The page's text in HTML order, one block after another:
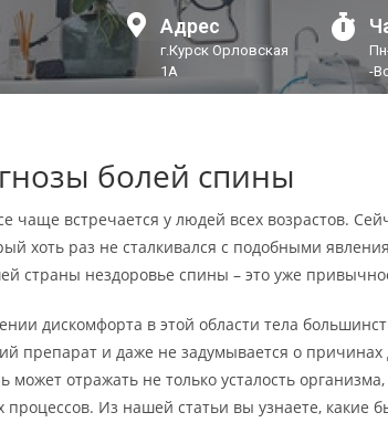
Адрес
г.Курск Орловская
1А
-
болей спины
чаще встречается у людей всех возрастов.
хоть раз не сталкивался с подобными
страны нездоровье спины – это уже
дискомфорта в этой области тела
препарат и даже не задумывается о причинах
может отражать не только усталость
процессов. Из нашей статьи вы узнаете, какие